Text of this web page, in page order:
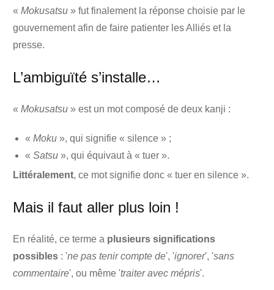
« Mokusatsu » fut finalement la réponse choisie par le
gouvernement afin de faire patienter les Alliés et la
presse.
L’ambiguïté s’installe…
« Mokusatsu » est un mot composé de deux kanji :
« Moku », qui signifie « silence » ;
« Satsu », qui équivaut à « tuer ».
Littéralement, ce mot signifie donc « tuer en silence ».
Mais il faut aller plus loin !
En réalité, ce terme a plusieurs significations
possibles : 'ne pas tenir compte de', 'ignorer', 'sans
commentaire', ou même 'traiter avec mépris'.